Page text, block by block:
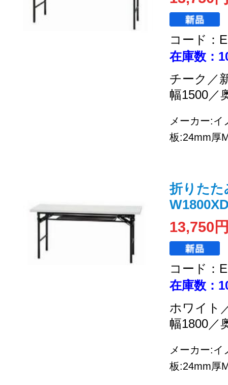
コード：
在庫数：
チーク／
幅1500／
メーカー:イ
板:24mm厚
折りたた
13,750
コード：
在庫数：
ホワイト
幅1800／
メーカー:イ
板:24mm厚